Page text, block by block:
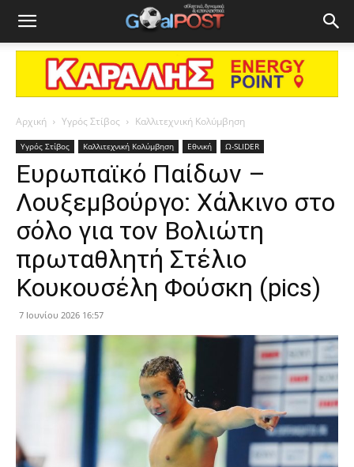
Αρχική Υγρός Στίβος Καλλιτεχνική Κολύμβηση
Υγρός Στίβος Καλλιτεχνική Κολύμβηση Εθνική Ω-SLIDER
Ευρωπαϊκό Παίδων –
Λουξεμβούργο: Χάλκινο στο
σόλο για τον Βολιώτη
πρωταθλητή Στέλιο
Κουκουσέλη Φούσκη (pics)
7 Ιουνίου 2026 16:57